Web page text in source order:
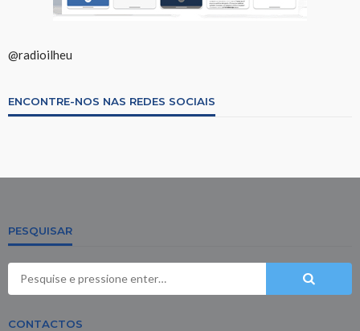
@radioilheu
ENCONTRE-NOS NAS REDES SOCIAIS
PESQUISAR
CONTACTOS